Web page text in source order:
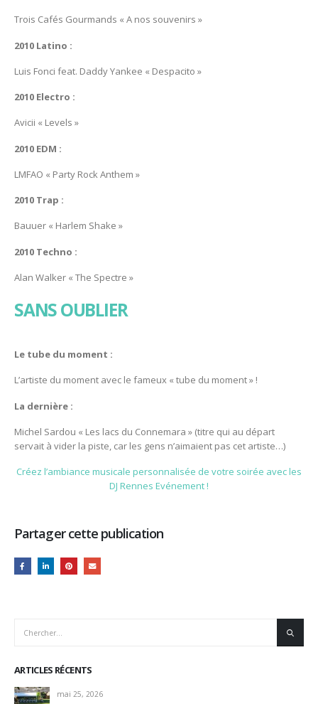
Trois Cafés Gourmands « A nos souvenirs »
2010 Latino :
Luis Fonci feat. Daddy Yankee « Despacito »
2010 Electro :
Avicii « Levels »
2010 EDM :
LMFAO « Party Rock Anthem »
2010 Trap :
Bauuer « Harlem Shake »
2010 Techno :
Alan Walker « The Spectre »
SANS OUBLIER
Le tube du moment :
L’artiste du moment avec le fameux « tube du moment » !
La dernière :
Michel Sardou « Les lacs du Connemara » (titre qui au départ
servait à vider la piste, car les gens n’aimaient pas cet artiste…)
Créez l’ambiance musicale personnalisée de votre soirée avec les
DJ Rennes Evénement !
Partager cette publication
ARTICLES RÉCENTS
mai 25, 2026